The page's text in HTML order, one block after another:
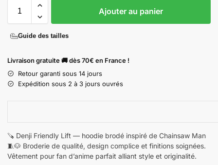
Ajouter au panier
Guide des tailles
Livraison gratuite 🚚 dès 70€ en France !
Retour garanti sous 14 jours
Expédition sous 2 à 3 jours ouvrés
🪚 Denji Friendly Lift — hoodie brodé inspiré de Chainsaw Man
🧵🐶 Broderie de qualité, design complice et finitions soignées.
Vêtement pour fan d’anime parfait alliant style et originalité.